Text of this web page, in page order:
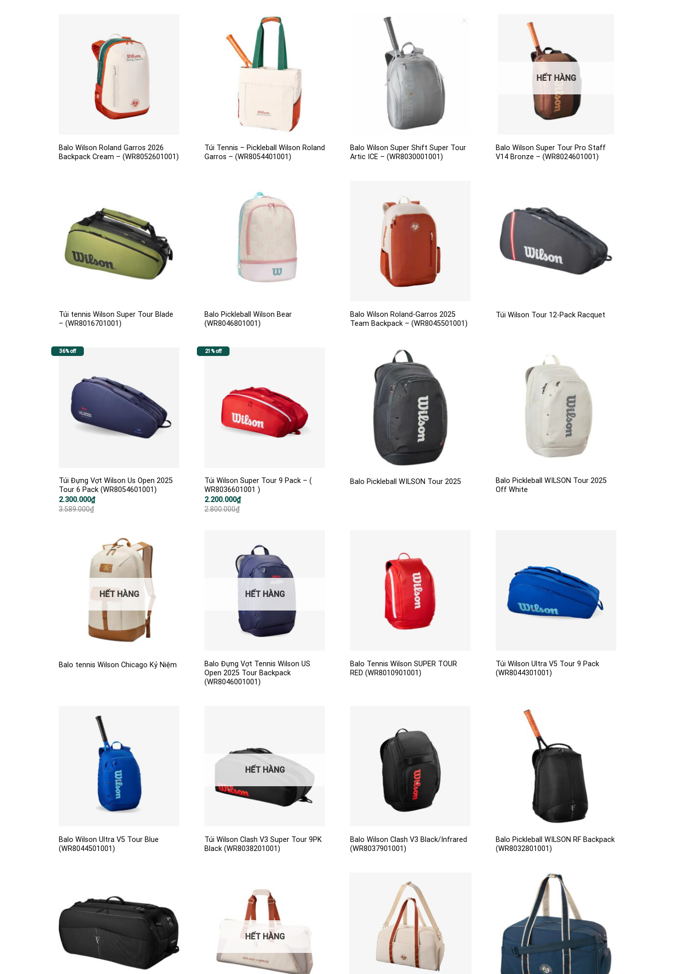
Balo Wilson Roland Garros 2026
Backpack Cream – (WR8052601001)
Túi Tennis – Pickleball Wilson Roland
Garros – (WR8054401001)
Balo Wilson Super Shift Super Tour
Artic ICE – (WR8030001001)
HẾT HÀNG
Balo Wilson Super Tour Pro Staff
V14 Bronze – (WR8024601001)
Túi tennis Wilson Super Tour Blade
– (WR8016701001)
Balo Pickleball Wilson Bear
(WR8046801001)
Balo Wilson Roland-Garros 2025
Team Backpack – (WR8045501001)
Túi Wilson Tour 12-Pack Racquet
36% off
Túi Đựng Vợt Wilson Us Open 2025
Tour 6 Pack (WR8054601001)
3.589.000₫
Giá
gốc
là:
2.300.000₫
Giá
hiện
tại
21% off
Túi Wilson Super Tour 9 Pack – (
WR8036601001 )
2.800.000₫
Giá
gốc
là:
2.200.000₫
Giá
hiện
tại
Balo Pickleball WILSON Tour 2025
Balo Pickleball WILSON Tour 2025
Off White
HẾT HÀNG
Balo tennis Wilson Chicago Kỷ Niệm
HẾT HÀNG
Balo Đựng Vợt Tennis Wilson US
Open 2025 Tour Backpack
(WR8046001001)
Balo Tennis Wilson SUPER TOUR
RED (WR8010901001)
Túi Wilson Ultra V5 Tour 9 Pack
(WR8044301001)
Balo Wilson Ultra V5 Tour Blue
(WR8044501001)
HẾT HÀNG
Túi Wilson Clash V3 Super Tour 9PK
Black (WR8038201001)
Balo Wilson Clash V3 Black/Infrared
(WR8037901001)
Balo Pickleball WILSON RF Backpack
(WR8032801001)
HẾT HÀNG